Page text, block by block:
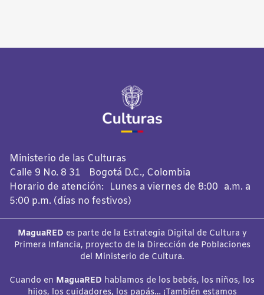
Ministerio de las Culturas
Calle 9 No. 8 31 Bogotá D.C., Colombia
Horario de atención: Lunes a viernes de 8:00 a.m. a
5:00 p.m. (días no festivos)
MaguaRED es parte de la Estrategia Digital de Cultura y
Primera Infancia, proyecto de la Dirección de Poblaciones
del Ministerio de Cultura.
Cuando en MaguaRED hablamos de los bebés, los niños, los
hijos, los cuidadores, los papás… ¡También estamos